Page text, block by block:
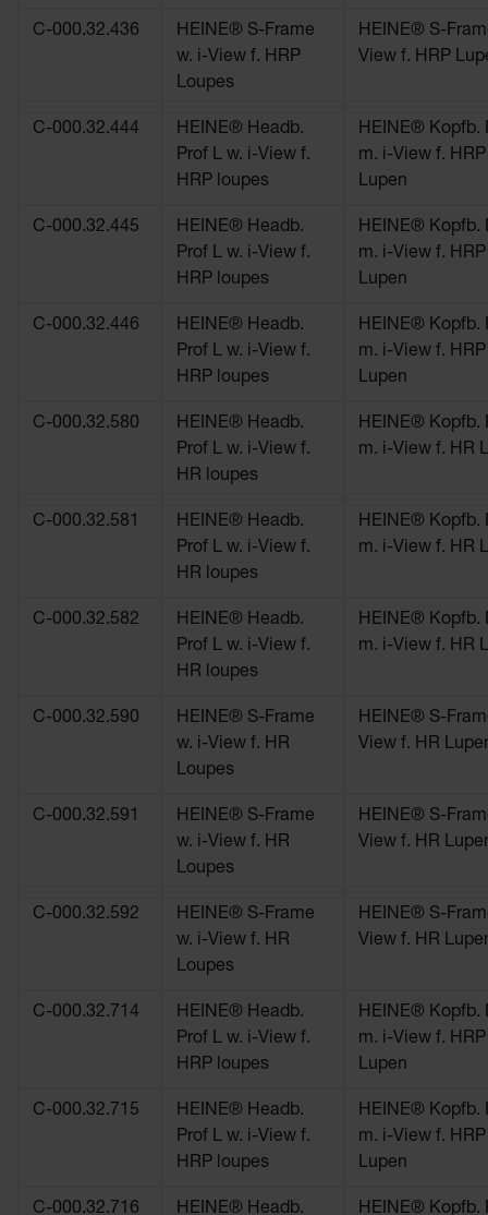
C-000.32.436
HEINE® S-Frame
w. i-View f. HRP
Loupes
HEINE® S-
View f. HRP
C-000.32.444
HEINE® Headb.
Prof L w. i-View f.
HRP loupes
HEINE® Kopfb.
m. i-View f. HRP
Lupen
C-000.32.445
HEINE® Headb.
Prof L w. i-View f.
HRP loupes
HEINE® Kopfb.
m. i-View f. HRP
Lupen
C-000.32.446
HEINE® Headb.
Prof L w. i-View f.
HRP loupes
HEINE® Kopfb.
m. i-View f. HRP
Lupen
C-000.32.580
HEINE® Headb.
Prof L w. i-View f.
HR loupes
HEINE® Kopfb.
m. i-View f. HR
C-000.32.581
HEINE® Headb.
Prof L w. i-View f.
HR loupes
HEINE® Kopfb.
m. i-View f. HR
C-000.32.582
HEINE® Headb.
Prof L w. i-View f.
HR loupes
HEINE® Kopfb.
m. i-View f. HR
C-000.32.590
HEINE® S-Frame
w. i-View f. HR
Loupes
HEINE® S-
View f. HR
C-000.32.591
HEINE® S-Frame
w. i-View f. HR
Loupes
HEINE® S-
View f. HR
C-000.32.592
HEINE® S-Frame
w. i-View f. HR
Loupes
HEINE® S-
View f. HR
C-000.32.714
HEINE® Headb.
Prof L w. i-View f.
HRP loupes
HEINE® Kopfb.
m. i-View f. HRP
Lupen
C-000.32.715
HEINE® Headb.
Prof L w. i-View f.
HRP loupes
HEINE® Kopfb.
m. i-View f. HRP
Lupen
C-000.32.716 HEINE® Headb. HEINE® Kopfb.